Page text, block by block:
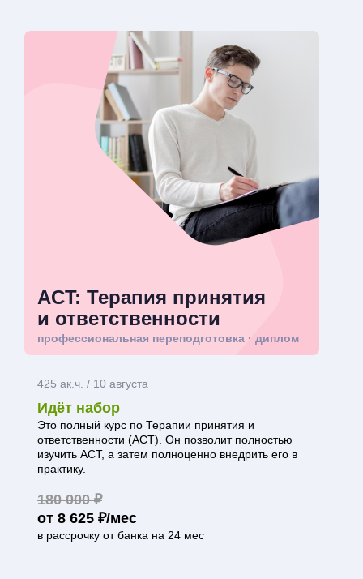
ACT: Терапия принятия
и ответственности
профессиональная переподготовка · диплом
425 ак.ч. / 10 августа
Идёт набор
Это полный курс по Терапии принятия и
ответственности (АСТ). Он позволит полностью
изучить АСТ, а затем полноценно внедрить его в
практику.
180 000 ₽
от 8 625 ₽/мес
в рассрочку от банка на 24 мес